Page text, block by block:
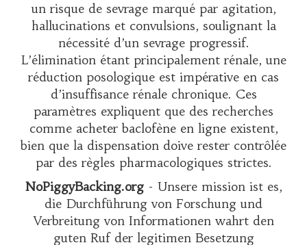
un risque de sevrage marqué par agitation,
hallucinations et convulsions, soulignant la
nécessité d’un sevrage progressif.
L’élimination étant principalement rénale, une
réduction posologique est impérative en cas
d’insuffisance rénale chronique. Ces
paramètres expliquent que des recherches
comme acheter baclofène en ligneexistent,
bien que la dispensation doive rester contrôlée
par des règles pharmacologiques strictes.
NoPiggyBacking.org- Unsere mission ist es,
die Durchführung von Forschung und
Verbreitung von Informationen wahrt den
guten Ruf der legitimen Besetzung